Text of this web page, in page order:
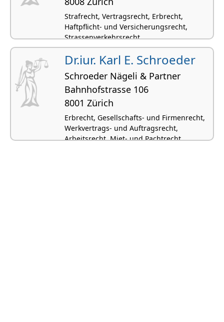
Strafrecht, Vertragsrecht, Erbrecht,
Haftpflicht- und Versicherungsrecht,
Strassenverkehrsrecht
Dr.iur. Karl E. Schroeder
Schroeder Nägeli & Partner
Bahnhofstrasse 106
8001 Zürich
Erbrecht, Gesellschafts- und Firmenrecht,
Werkvertrags- und Auftragsrecht,
Arbeitsrecht, Miet- und Pachtrecht